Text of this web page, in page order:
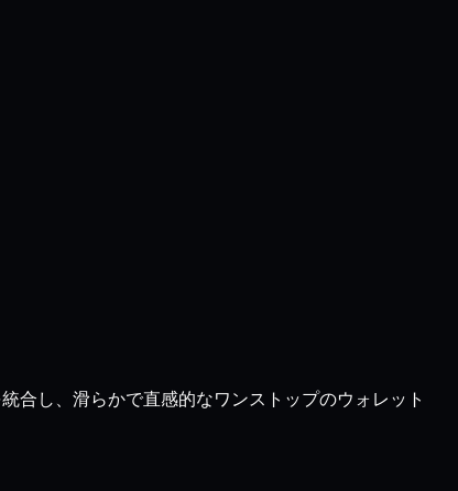
合し、滑らかで直感的なワンストップのウォレット